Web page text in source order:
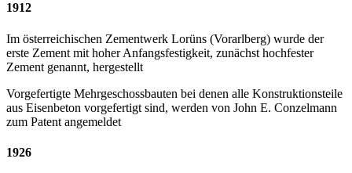
1912
Im österreichischen Zementwerk Lorüns (Vorarlberg) wurde der
erste Zement mit hoher Anfangsfestigkeit, zunächst hochfester
Zement genannt, hergestellt
Vorgefertigte Mehrgeschossbauten bei denen alle Konstruktionsteile
aus Eisenbeton vorgefertigt sind, werden von John E. Conzelmann
zum Patent angemeldet
1926